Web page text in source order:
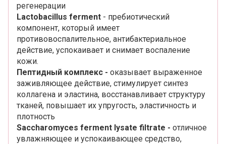
регенерации
Lactobacillus ferment - пребиотический
компонент, который имеет
противовоспалительное, антибактериальное
действие, успокаивает и снимает воспаление
кожи.
Пептидный комплекс - oказывает выраженное
заживляющее действие, стимулирует синтез
коллагена и эластина, восстанавливает структуру
тканей, повышает их упругость, эластичность и
плотность
Saccharomyces ferment lysate filtrate - отличное
увлажняющее и успокаивающее средство,